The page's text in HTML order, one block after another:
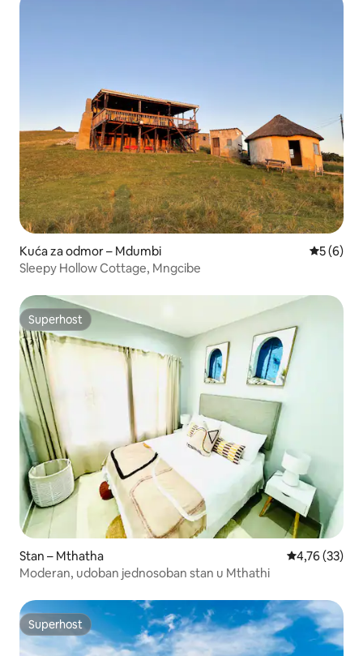
Kuća za odmor – Mdumbi
5 (6)
Sleepy Hollow Cottage, Mngcibe
Superhost
Superhost
Stan – Mthatha Prosječna
4,76 (33)
Moderan, udoban jednosoban stan u Mthathi
Superhost
Superhost